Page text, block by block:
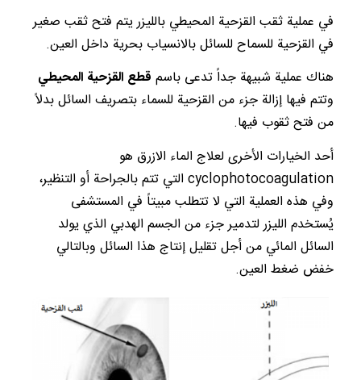
في عملية ثقب القزحية المحيطي بالليزر يتم فتح ثقب صغير
في القزحية للسماح للسائل بالانسياب بحرية داخل العين.
هناك عملية شبيهة جداً تدعى باسم قطع القزحية المحيطي
وتتم فيها إزالة جزء من القزحية للسماء بتصريف السائل بدلاً
من فتح ثقوب فيها.
أحد الخيارات الأخرى لعلاج الماء الازرق هو
cyclophotocoagulation التي تتم بالجراحة أو التنظير،
وفي هذه العملية التي لا تتطلب مبيتاً في المستشفى
يُستخدم الليزر لتدمير جزء من الجسم الهدبي الذي يولد
السائل المائي من أجل تقليل إنتاج هذا السائل وبالتالي
خفض ضغط العين.